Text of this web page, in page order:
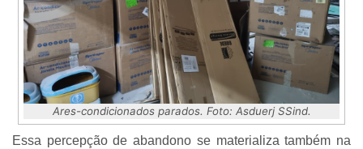
Ares-condicionados parados. Foto: Asduerj SSind.
Essa percepção de abandono se materializa também na